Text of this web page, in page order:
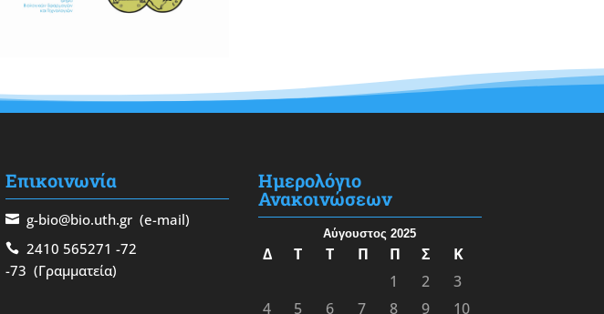
Επικοινωνία
g-bio@bio.uth.gr (e-mail)
2410 565271 -72
-73 (Γραμματεία)
Ημερολόγιο
Ανακοινώσεων
Αύγουστος 2025
Δ Τ Τ Π Π Σ
Κ
1
2
3
4
5 6 7 8 9 10